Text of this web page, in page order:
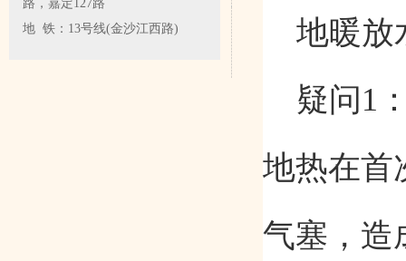
路，嘉定127路
地 铁：13号线(金沙江西路)
地暖放
疑问 1
地热在首
气塞，造